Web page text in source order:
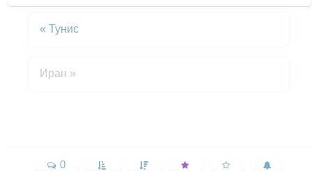
« Тунис
Иран »
0